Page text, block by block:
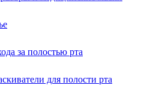
за полостью рта
для полости рта